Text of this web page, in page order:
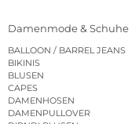
Damenmode & Schuhe
BALLOON / BARREL JEANS
BIKINIS
BLUSEN
CAPES
DAMENHOSEN
DAMENPULLOVER